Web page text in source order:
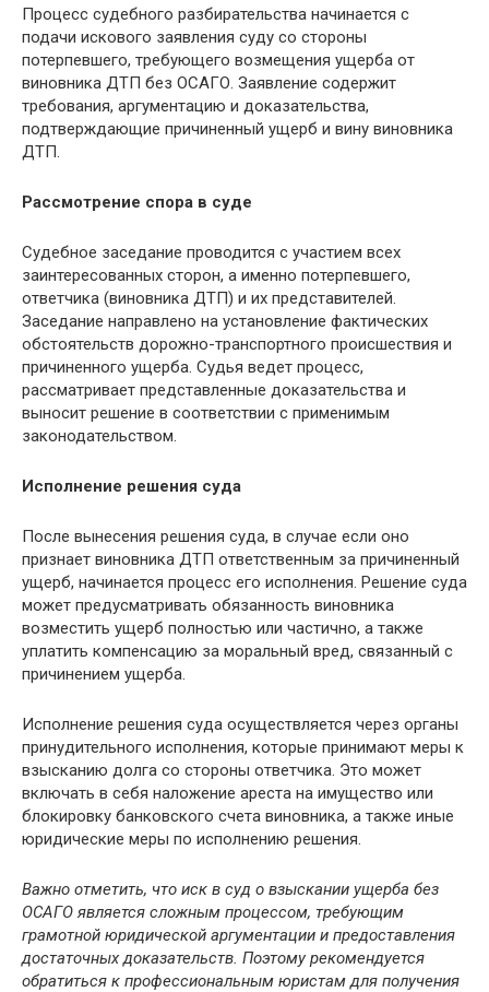
Процесс судебного разбирательства начинается с
подачи искового заявления суду со стороны
потерпевшего, требующего возмещения ущерба от
виновника ДТП без ОСАГО. Заявление содержит
требования, аргументацию и доказательства,
подтверждающие причиненный ущерб и вину виновника
ДТП.
Рассмотрение спора в суде
Судебное заседание проводится с участием всех
заинтересованных сторон, а именно потерпевшего,
ответчика (виновника ДТП) и их представителей.
Заседание направлено на установление фактических
обстоятельств дорожно-транспортного происшествия и
причиненного ущерба. Судья ведет процесс,
рассматривает представленные доказательства и
выносит решение в соответствии с применимым
законодательством.
Исполнение решения суда
После вынесения решения суда, в случае если оно
признает виновника ДТП ответственным за причиненный
ущерб, начинается процесс его исполнения. Решение суда
может предусматривать обязанность виновника
возместить ущерб полностью или частично, а также
уплатить компенсацию за моральный вред, связанный с
причинением ущерба.
Исполнение решения суда осуществляется через органы
принудительного исполнения, которые принимают меры к
взысканию долга со стороны ответчика. Это может
включать в себя наложение ареста на имущество или
блокировку банковского счета виновника, а также иные
юридические меры по исполнению решения.
Важно отметить, что иск в суд о взыскании ущерба без
ОСАГО является сложным процессом, требующим
грамотной юридической аргументации и предоставления
достаточных доказательств. Поэтому рекомендуется
обратиться к профессиональным юристам для получения